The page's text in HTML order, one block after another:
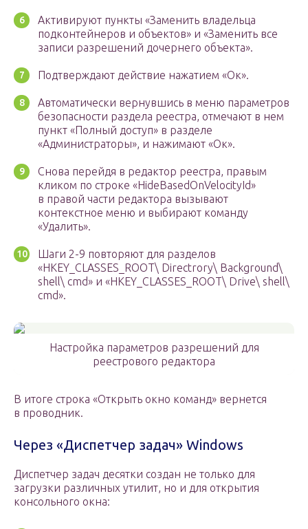
Активируют пункты «Заменить владельца
подконтейнеров и объектов» и «Заменить все
записи разрешений дочернего объекта».
Подтверждают действие нажатием «Ок».
Автоматически вернувшись в меню параметров
безопасности раздела реестра, отмечают в нем
пункт «Полный доступ» в разделе
«Администраторы», и нажимают «Ок».
Снова перейдя в редактор реестра, правым
кликом по строке «HideBasedOnVelocityId»
в правой части редактора вызывают
контекстное меню и выбирают команду
«Удалить».
Шаги 2-9 повторяют для разделов
«HKEY_CLASSES_ROOT\ Directrory\ Background\
shell\ cmd» и «HKEY_CLASSES_ROOT\ Drive\ shell\
cmd».
Настройка параметров разрешений для
реестрового редактора
В итоге строка «Открыть окно команд» вернется
в проводник.
Через «Диспетчер задач» Windows
Диспетчер задач десятки создан не только для
загрузки различных утилит, но и для открытия
консольного окна: